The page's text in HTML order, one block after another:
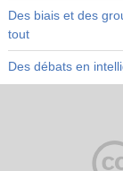
Des biais et des
tout
Des débats en